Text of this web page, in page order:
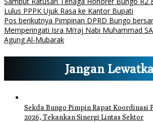
Lulus PPPK Ujuk Rasa ke Kantor Bupati
Pos berikutnya Pimpinan DPRD Bungo
Memperingati Isra Mi’raj Nabi Muhammad
Agung Al-Mubarak
Jangan
Sekda Bungo Pimpin Rapat Koordinasi
2026, Tekankan Sinergi Lintas Sektor